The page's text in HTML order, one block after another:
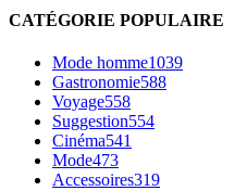
CATÉGORIE POPULAIRE
Mode homme1039
Gastronomie588
Voyage558
Suggestion554
Cinéma541
Mode473
Accessoires319